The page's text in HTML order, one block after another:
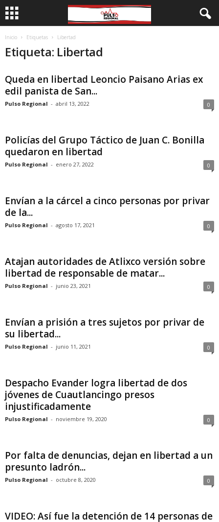
Inicio Etiquetas Libertad
Etiqueta: Libertad
Queda en libertad Leoncio Paisano Arias ex
edil panista de San...
Pulso Regional - abril 13, 2022 0
Policías del Grupo Táctico de Juan C. Bonilla
quedaron en libertad
Pulso Regional - enero 27, 2022 0
Envían a la cárcel a cinco personas por privar
de la...
Pulso Regional - agosto 17, 2021 0
Atajan autoridades de Atlixco versión sobre
libertad de responsable de matar...
Pulso Regional - junio 23, 2021 0
Envían a prisión a tres sujetos por privar de
su libertad...
Pulso Regional - junio 11, 2021 0
Despacho Evander logra libertad de dos
jóvenes de Cuautlancingo presos
injustificadamente
Pulso Regional - noviembre 19, 2020 0
Por falta de denuncias, dejan en libertad a un
presunto ladrón...
Pulso Regional - octubre 8, 2020 0
VIDEO: Así fue la detención de 14 personas de